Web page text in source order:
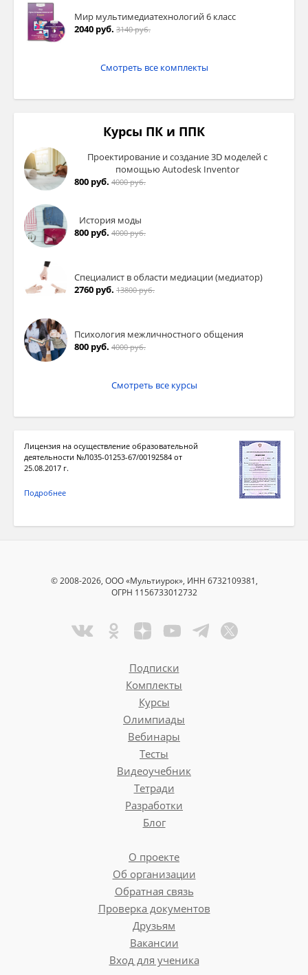
Мир мультимедиатехнологий 6 класс
2040 руб. 3140 руб.
Смотреть все комплекты
Курсы ПК и ППК
Проектирование и создание 3D моделей с
помощью Autodesk Inventor
800 руб. 4000 руб.
История моды
800 руб. 4000 руб.
Специалист в области медиации (медиатор)
2760 руб. 13800 руб.
Психология межличностного общения
800 руб. 4000 руб.
Смотреть все курсы
Лицензия на осуществление образовательной
деятельности №Л035-01253-67/00192584 от
25.08.2017 г.
Подробнее
© 2008-2026, ООО «Мультиурок», ИНН 6732109381,
ОГРН 1156733012732
Подписки
Комплекты
Курсы
Олимпиады
Вебинары
Тесты
Видеоучебник
Тетради
Разработки
Блог
О проекте
Об организации
Обратная связь
Проверка документов
Друзьям
Вакансии
Вход для ученика